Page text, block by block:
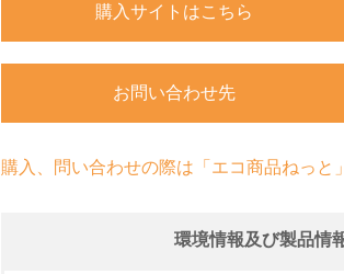
購入サイトはこちら
お問い合わせ先
購入、問い合わせの際は「エコ商品ねっと
環境情報及び製品情